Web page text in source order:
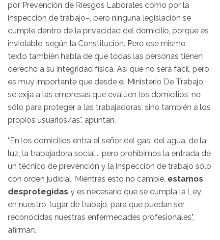
por Prevención de Riesgos Laborales como por la
inspección de trabajo–, pero ninguna legislación se
cumple dentro de la privacidad del domicilio, porque es
inviolable, según la Constitución. Pero ese mismo
texto también habla de que todas las personas tienen
derecho a su integridad física. Así que no será fácil, pero
es muy importante que desde el Ministerio De Trabajo
se exija a las empresas que evalúen los domicilios, no
sólo para proteger a las trabajadoras, sino también a los
propios usuarios/as", apuntan.
"En los domicilios entra el señor del gas, del agua, de la
luz, la trabajadora social... pero prohibimos la entrada de
un técnico de prevención y la inspección de trabajo sólo
con orden judicial. Mientras esto no cambie, estamos
desprotegidas y es necesario que se cumpla la Ley
en nuestro lugar de trabajo, para que puedan ser
reconocidas nuestras enfermedades profesionales",
afirman.